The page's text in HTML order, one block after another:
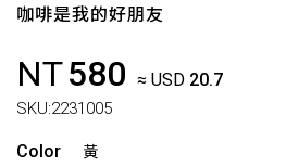
咖啡是我的好朋友
NT580 ≈ USD 20.7
SKU:2231005
Color 黃